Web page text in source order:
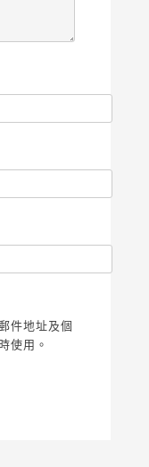
件地址及個
使用。